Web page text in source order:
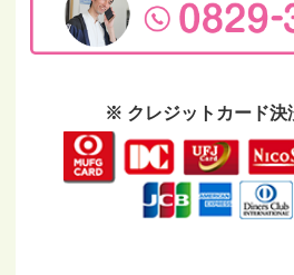
※ クレジットカード決